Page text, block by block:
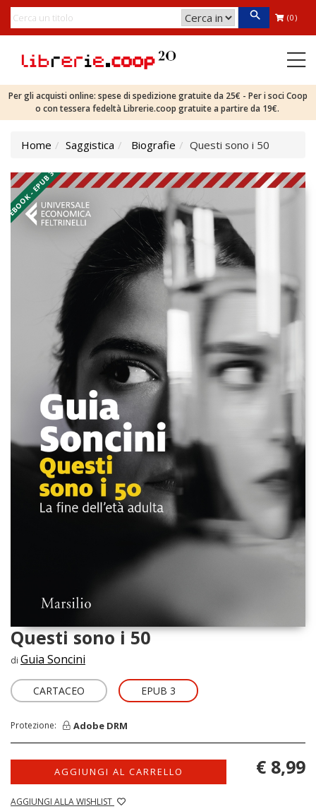
(0)
Per gli acquisti online: spese di spedizione gratuite da 25€ - Per i soci Coop
o con tessera fedeltà Librerie.coop gratuite a partire da 19€.
Home Saggistica Biografie Questi sono i 50
EBOOK - EPUB 3
Questi sono i 50
di Guia Soncini
CARTACEO EPUB 3
Protezione: Adobe DRM
AGGIUNGI AL CARRELLO
AGGIUNGI ALLA WISHLIST
€ 8,99